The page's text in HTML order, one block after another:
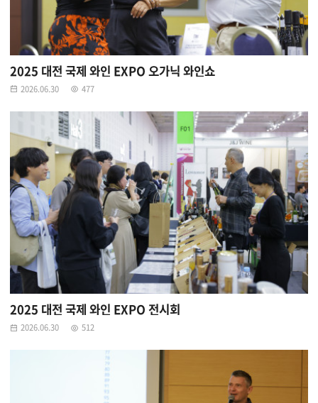
2025 대전 국제 와인 EXPO 오가닉 와인쇼
2026.06.30 477
2025 대전 국제 와인 EXPO 전시회
2026.06.30 512